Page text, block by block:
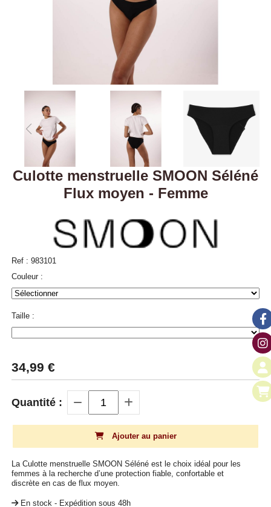
Culotte menstruelle SMOON Séléné
Flux moyen - Femme
Ref : 983101
Couleur :
Taille :
34,99 €
Quantité :
Ajouter au panier
La Culotte menstruelle SMOON Séléné est le choix idéal pour les
femmes à la recherche d’une protection fiable, confortable et
discrète en cas de flux moyen.
En stock - Expédition sous 48h